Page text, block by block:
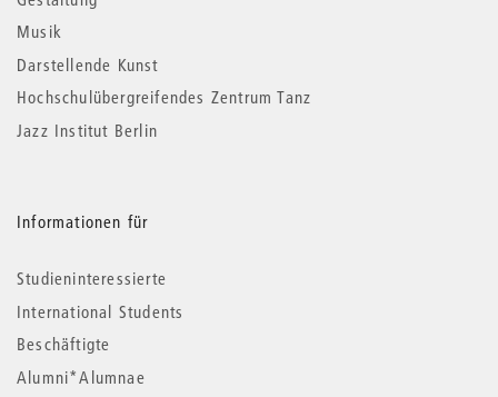
Musik
Darstellende Kunst
Hochschulübergreifendes Zentrum Tanz
Jazz Institut Berlin
Informationen für
Studieninteressierte
International Students
Beschäftigte
Alumni*Alumnae